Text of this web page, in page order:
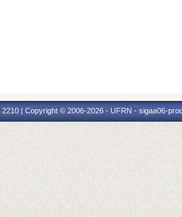
| Copyright © 2006-2026 - UFRN - sigaa06-